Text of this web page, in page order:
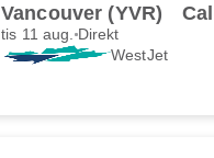
Vancouver (YVR)
tis 11 aug. Direkt
WestJet